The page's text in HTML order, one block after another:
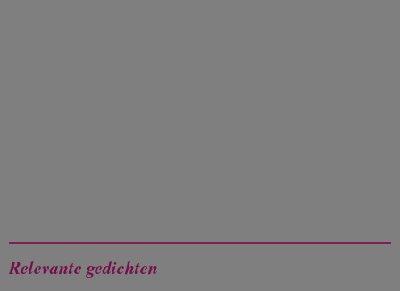
Relevante gedichten